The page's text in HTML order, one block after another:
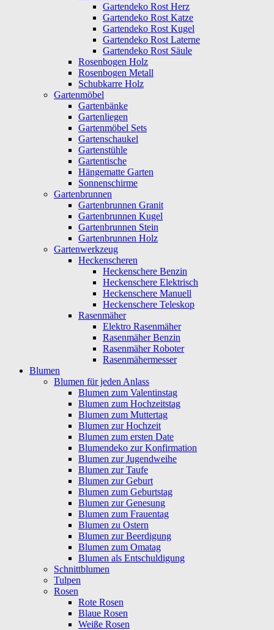
Gartendeko Rost Herz
Gartendeko Rost Katze
Gartendeko Rost Kugel
Gartendeko Rost Laterne
Gartendeko Rost Säule
Rosenbogen Holz
Rosenbogen Metall
Schubkarre Holz
Gartenmöbel
Gartenbänke
Gartenliegen
Gartenmöbel Sets
Gartenschaukel
Gartenstühle
Gartentische
Hängematte Garten
Sonnenschirme
Gartenbrunnen
Gartenbrunnen Granit
Gartenbrunnen Kugel
Gartenbrunnen Stein
Gartenbrunnen Holz
Gartenwerkzeug
Heckenscheren
Heckenschere Benzin
Heckenschere Elektrisch
Heckenschere Manuell
Heckenschere Teleskop
Rasenmäher
Elektro Rasenmäher
Rasenmäher Benzin
Rasenmäher Roboter
Rasenmähermesser
Blumen
Blumen für jeden Anlass
Blumen zum Valentinstag
Blumen zum Hochzeitstag
Blumen zum Muttertag
Blumen zur Hochzeit
Blumen zum ersten Date
Blumendeko zur Konfirmation
Blumen zur Jugendweihe
Blumen zur Taufe
Blumen zur Geburt
Blumen zum Geburtstag
Blumen zur Genesung
Blumen zum Frauentag
Blumen zu Ostern
Blumen zur Beerdigung
Blumen zum Omatag
Blumen als Entschuldigung
Schnittblumen
Tulpen
Rosen
Rote Rosen
Blaue Rosen
Weiße Rosen